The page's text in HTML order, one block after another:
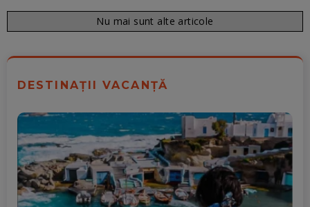
Nu mai sunt alte articole
DESTINAȚII VACANȚĂ